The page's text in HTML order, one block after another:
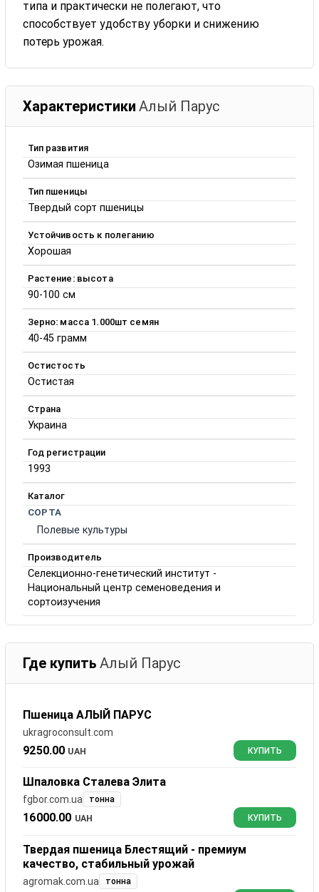
типа и практически не полегают, что
способствует удобству уборки и снижению
потерь урожая.
Характеристики Алый Парус
Тип развития
Озимая пшеница
Тип пшеницы
Твердый сорт пшеницы
Устойчивость к полеганию
Хорошая
Растение: высота
90-100 см
Зерно: масса 1.000шт семян
40-45 грамм
Остистость
Остистая
Страна
Украина
Год регистрации
1993
Каталог
СОРТА
Полевые культуры
Производитель
Селекционно-генетический институт -
Национальный центр семеноведения и
сортоизучения
Где купить Алый Парус
Пшеница АЛЫЙ ПАРУС
ukragroconsult.com
9250.00 UAH КУПИТЬ
Шпаловка Сталева Элита
fgbor.com.ua тонна
16000.00 UAH КУПИТЬ
Твердая пшеница Блестящий - премиум
качество, стабильный урожай
agromak.com.ua тонна